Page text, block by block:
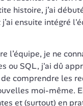
histoire, j’ai
ensuite intégré
l’équipe, je ne
ou SQL, j'ai dû
comprendre les
moi-même.
et (surtout) en